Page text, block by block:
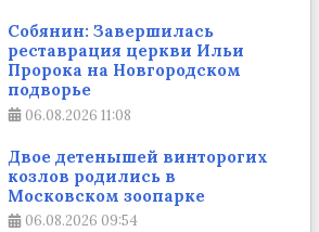
Собянин: Завершилась
реставрация церкви Ильи
Пророка на Новгородском
подворье
06.08.2026 11:08
Двое детенышей винторогих
козлов родились в
Московском зоопарке
06.08.2026 09:54